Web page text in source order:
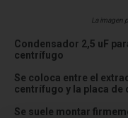
La imagen
Condensador 2,5 uF
centrífugo
Se coloca entre el
centrífugo y la placa de
Se suele montar